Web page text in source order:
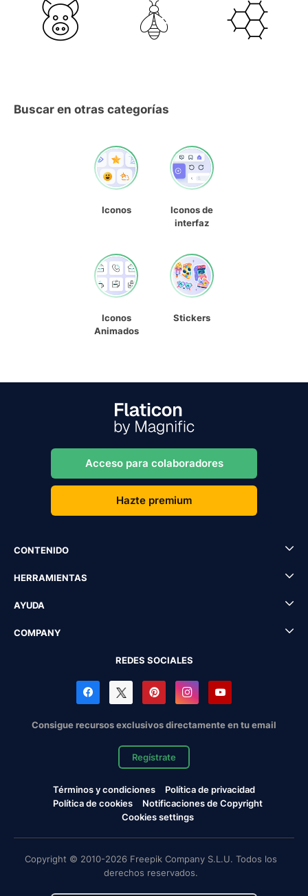
Buscar en otras categorías
Iconos
Iconos de
interfaz
Iconos
Animados
Stickers
Acceso para colaboradores
Hazte premium
CONTENIDO
HERRAMIENTAS
AYUDA
COMPANY
REDES SOCIALES
Consigue recursos exclusivos directamente en tu email
Regístrate
Términos y condiciones
Política de privacidad
Política de cookies
Notificaciones de Copyright
Cookies settings
Copyright © 2010-2026 Freepik Company S.L.U. Todos los
derechos reservados.